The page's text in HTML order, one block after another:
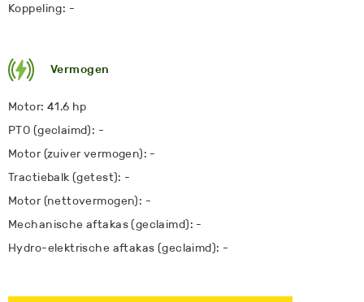
Koppeling: -
Vermogen
Motor: 41.6 hp
PTO (geclaimd): -
Motor (zuiver vermogen): -
Tractiebalk (getest): -
Motor (nettovermogen): -
Mechanische aftakas (geclaimd): -
Hydro-elektrische aftakas (geclaimd): -